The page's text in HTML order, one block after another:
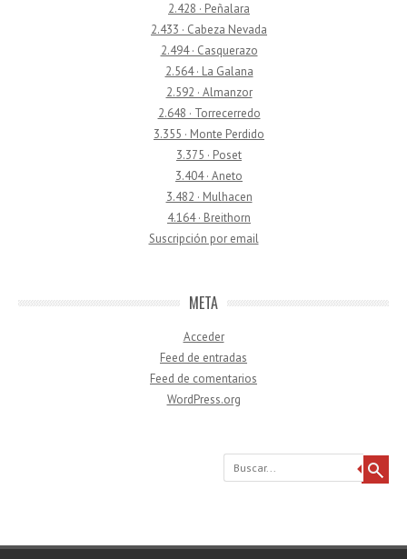
2.428 · Peñalara
2.433 · Cabeza Nevada
2.494 · Casquerazo
2.564 · La Galana
2.592 · Almanzor
2.648 · Torrecerredo
3.355 · Monte Perdido
3.375 · Poset
3.404 · Aneto
3.482 · Mulhacen
4.164 · Breithorn
Suscripción por email
META
Acceder
Feed de entradas
Feed de comentarios
WordPress.org
Buscar